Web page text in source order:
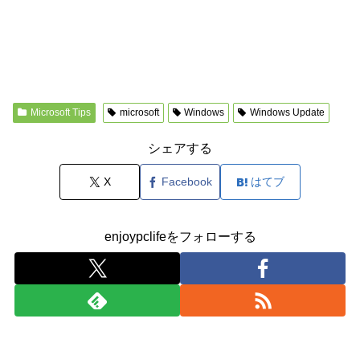
Microsoft Tips microsoft Windows Windows Update
シェアする
X Facebook はてブ
enjoypclifeをフォローする